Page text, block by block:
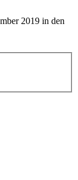
2019 in den